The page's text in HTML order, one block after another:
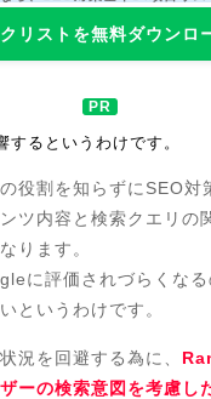
リストを無料ダウンロ
するというわけです。
役割を知らずにSEO対
ツ内容と検索クエリの
ります。
に評価されづらくな
というわけです。
況を回避する為に、
ーの検索意図を考慮し